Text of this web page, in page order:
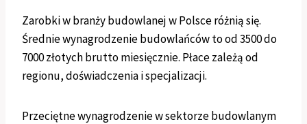
Zarobki w branży budowlanej w Polsce różnią się.
Średnie wynagrodzenie budowlańców to od 3500 do
7000 złotych brutto miesięcznie. Płace zależą od
regionu, doświadczenia i specjalizacji.
Przeciętne wynagrodzenie w sektorze budowlanym